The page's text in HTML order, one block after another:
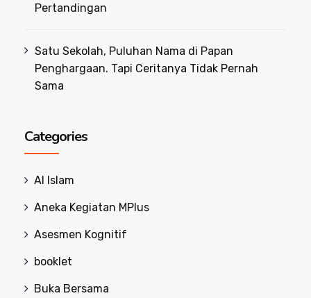
Pertandingan
Satu Sekolah, Puluhan Nama di Papan
Penghargaan. Tapi Ceritanya Tidak Pernah
Sama
Categories
Al Islam
Aneka Kegiatan MPlus
Asesmen Kognitif
booklet
Buka Bersama